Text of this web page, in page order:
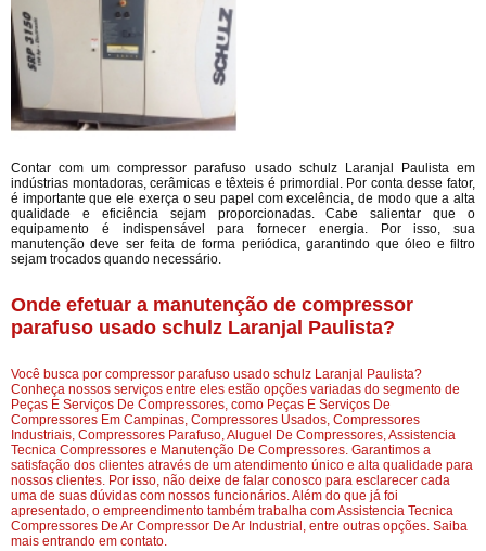
Contar com um compressor parafuso usado schulz Laranjal Paulista em
indústrias montadoras, cerâmicas e têxteis é primordial. Por conta desse fator,
é importante que ele exerça o seu papel com excelência, de modo que a alta
qualidade e eficiência sejam proporcionadas. Cabe salientar que o
equipamento é indispensável para fornecer energia. Por isso, sua
manutenção deve ser feita de forma periódica, garantindo que óleo e filtro
sejam trocados quando necessário.
Onde efetuar a manutenção de compressor
parafuso usado schulz Laranjal Paulista?
Você busca por compressor parafuso usado schulz Laranjal Paulista?
Conheça nossos serviços entre eles estão opções variadas do segmento de
Peças E Serviços De Compressores, como Peças E Serviços De
Compressores Em Campinas, Compressores Usados, Compressores
Industriais, Compressores Parafuso, Aluguel De Compressores, Assistencia
Tecnica Compressores e Manutenção De Compressores. Garantimos a
satisfação dos clientes através de um atendimento único e alta qualidade para
nossos clientes. Por isso, não deixe de falar conosco para esclarecer cada
uma de suas dúvidas com nossos funcionários. Além do que já foi
apresentado, o empreendimento também trabalha com Assistencia Tecnica
Compressores De Ar Compressor De Ar Industrial, entre outras opções. Saiba
mais entrando em contato.